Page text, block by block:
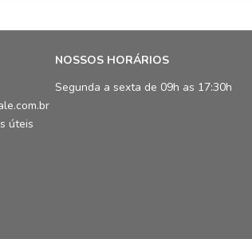
úteis
NOSSOS HORÁRIOS
Segunda a sexta de 09h as 17:30h